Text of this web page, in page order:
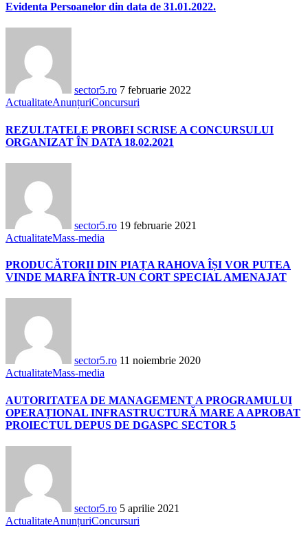
Evidenta Persoanelor din data de 31.01.2022.
sector5.ro 7 februarie 2022
ActualitateAnunțuriConcursuri
REZULTATELE PROBEI SCRISE A CONCURSULUI
ORGANIZAT ÎN DATA 18.02.2021
sector5.ro 19 februarie 2021
ActualitateMass-media
PRODUCĂTORII DIN PIAȚA RAHOVA ÎȘI VOR PUTEA
VINDE MARFA ÎNTR-UN CORT SPECIAL AMENAJAT
sector5.ro 11 noiembrie 2020
ActualitateMass-media
AUTORITATEA DE MANAGEMENT A PROGRAMULUI
OPERAȚIONAL INFRASTRUCTURĂ MARE A APROBAT
PROIECTUL DEPUS DE DGASPC SECTOR 5
sector5.ro 5 aprilie 2021
ActualitateAnunțuriConcursuri